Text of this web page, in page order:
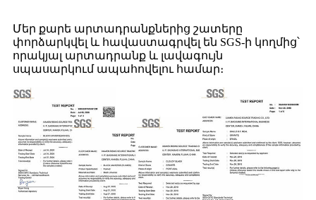
Մեր քարե արտադրանքներից շատերը
փորձարկվել և հավաստագրվել են SGS-ի կողմից՝
որակյալ արտադրանք և լավագույն
սպասարկում ապահովելու համար։